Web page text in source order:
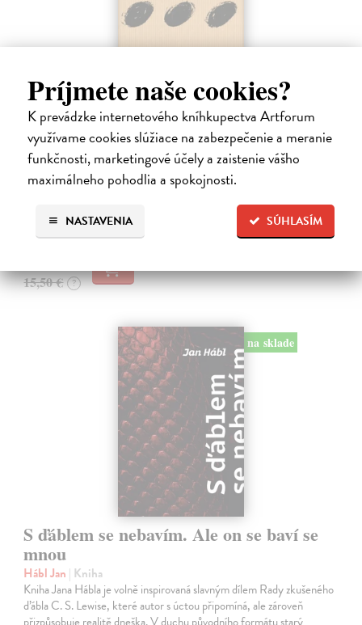
Príjmete naše cookies?
K prevádzke internetového kníhkupectva Artforum
využívame cookies slúžiace na zabezpečenie a meranie
funkčnosti, marketingové účely a zaistenie vášho
maximálneho pohodlia a spokojnosti.
SÚHLASÍM
NASTAVENIA
Pomalost
Kundera Milan| Kniha
Pomalost, chronologicky první ze čtyř románů Milana Kundery
napsaných francouzsky, vychází v českém překladu Anny
Kareninové. Vydávání Kunderových románů v českém jazyce se
Na sklade ?
15,50 € ?
na sklade
S ďáblem se nebavím. Ale on se baví se
mnou
Hábl Jan | Kniha
Kniha Jana Hábla je volně inspirovaná slavným dílem Rady zkušeného
ďábla C. S. Lewise, které autor s úctou připomíná, ale zároveň